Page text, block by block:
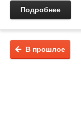
Подробнее
В прошлое